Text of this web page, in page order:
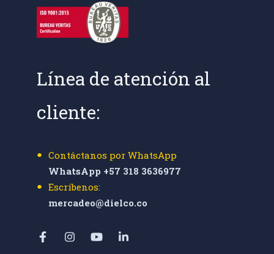
Línea de atención al
cliente:
Contáctanos por WhatsApp
WhatsApp +57 318 3636977
Escríbenos:
mercadeo@dielco.co